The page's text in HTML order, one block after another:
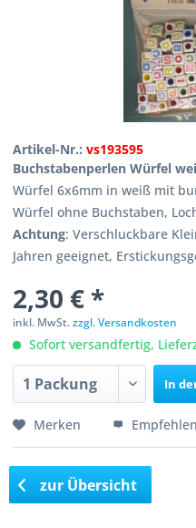
Artikel-Nr.:vs193595
Buchstabenperlen Würfel
Würfel 6x6mm in weiß mit
Würfel ohne Buchstaben,
Achtung: Verschluckbare
Jahren geeignet,
2,30 € *
inkl. MwSt.zzgl. Versandkosten
Sofort versandfertig,
In
Merken Empfehlen
zur Übersicht